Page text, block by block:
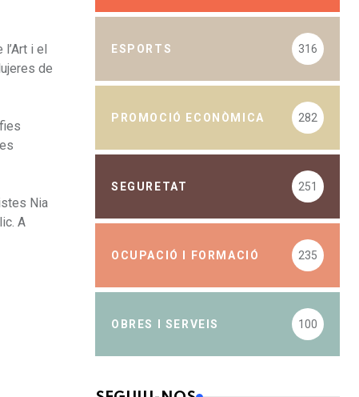
i el
de
Nia
A
ESPORTS 316
PROMOCIÓ ECONÒMICA 282
SEGURETAT 251
OCUPACIÓ I FORMACIÓ 235
OBRES I SERVEIS 100